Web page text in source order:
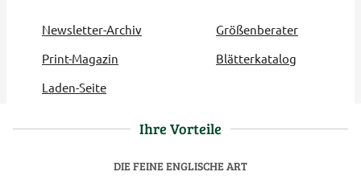
Newsletter-Archiv
Größenberater
Print-Magazin
Blätterkatalog
Laden-Seite
Ihre Vorteile
DIE FEINE ENGLISCHE ART